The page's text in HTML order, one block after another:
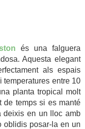
és una falguera
Aquesta elegant
als espais
temperatures entre 10
planta tropical molt
de temps si es manté
deixis en un lloc amb
oblidis posar-la en un